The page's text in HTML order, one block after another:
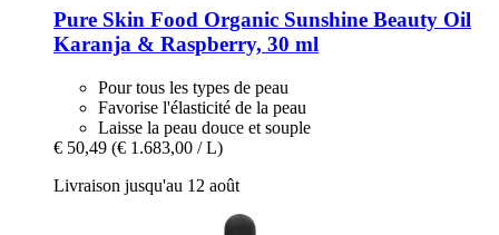
Pure Skin Food Organic Sunshine Beauty Oil
Karanja & Raspberry, 30 ml
Pour tous les types de peau
Favorise l'élasticité de la peau
Laisse la peau douce et souple
€ 50,49 (€ 1.683,00 / L)
Livraison jusqu'au 12 août